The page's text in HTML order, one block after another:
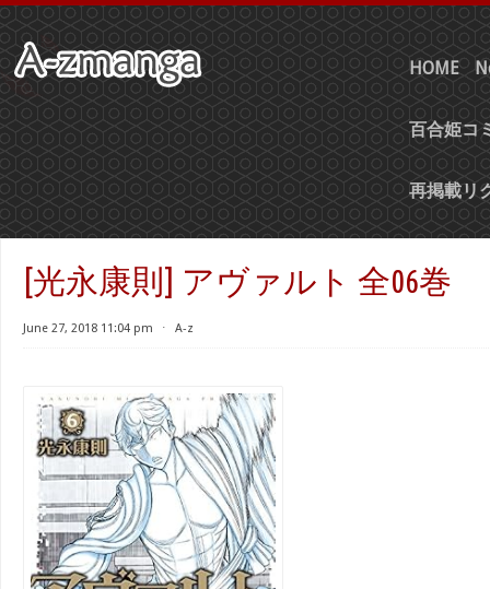
HOME
百合姫コ
再掲載リ
[光永康則] アヴァルト 全06巻
June 27, 2018 11:04 pm ⋅ A-z